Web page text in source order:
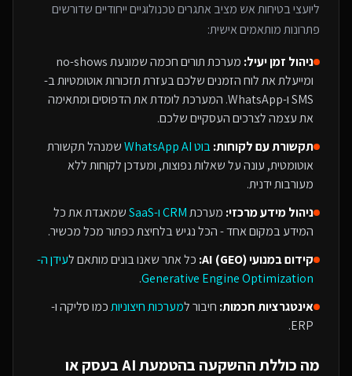
ליועצי בטיחות אש מציב אתגרים טכנולוגיים ייחודיים שדורשים
פתרונות מותאמים אישית:
ניהול זמן יעיל:
מערכת תורים חכמה שמונעת no-shows
ומייעלת את לוח הזמנים שלכם בעזרת תזכורות אוטומטיות ב-
SMS ו-WhatsApp. המערכת לומדת את הדפוסים ומתאימה
את עצמה לצרכים העסקיים שלכם.
תקשורת עם לקוחות:בוט WhatsApp AI
שמנהל תקשורת
אוטומטית, עונה על שאלות נפוצות, ומעדכן לקוחות ללא
מעורבות ידנית.
ניהול מידע מרכזי: מערכתCRM ו-SaaS
שמאגדת את כל
המידע במקום אחד - הכל נגיש בלחיצת כפתור מכל מכשיר.
קידום במנועי AI (GEO):
כל אתר שאנו בונים מותאם לעידן ה-
Generative Engine Optimization
.
אינטגרציות חכמות: חיבור למערכות חיצוניותכמו סליקה ו-
ERP.
מה כוללת ההשקעה ב
הטמעת AI בעסק או